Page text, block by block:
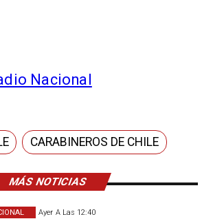
MÁS NOTICIAS
Ayer A Las 12:40
Nacional
CARABINEROS DE CHILE